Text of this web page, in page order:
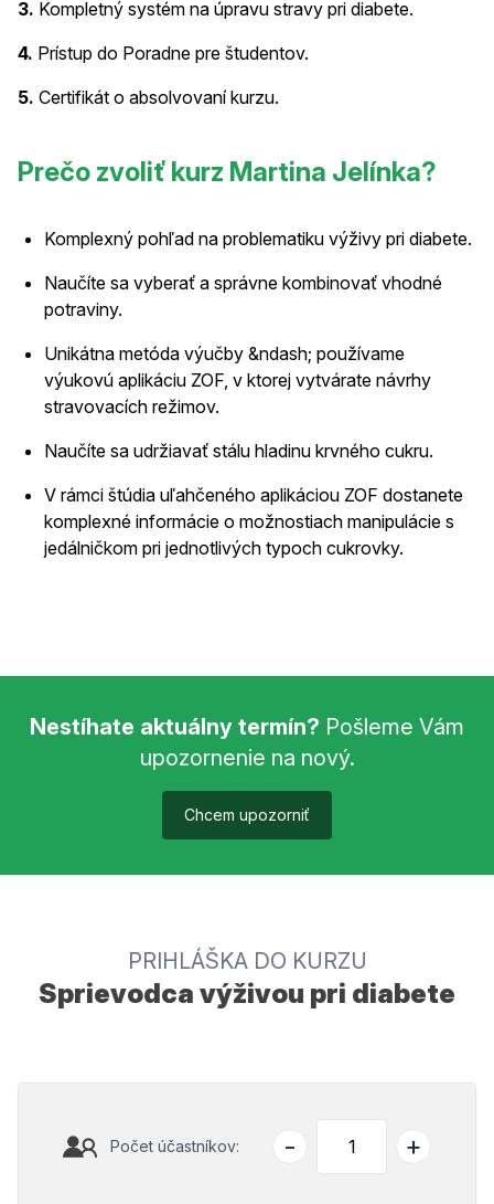
3. Kompletný systém na úpravu stravy pri diabete.
4. Prístup do Poradne pre študentov.
5. Certifikát o absolvovaní kurzu.
Prečo zvoliť kurz Martina Jelínka?
Komplexný pohľad na problematiku výživy pri diabete.
Naučíte sa vyberať a správne kombinovať vhodné
potraviny.
Unikátna metóda výučby &ndash; používame
výukovú aplikáciu ZOF, v ktorej vytvárate návrhy
stravovacích režimov.
Naučíte sa udržiavať stálu hladinu krvného cukru.
V rámci štúdia uľahčeného aplikáciou ZOF dostanete
komplexné informácie o možnostiach manipulácie s
jedálničkom pri jednotlivých typoch cukrovky.
Nestíhate aktuálny termín? Pošleme Vám
upozornenie na nový.
Chcem upozorniť
PRIHLÁŠKA DO KURZU
Sprievodca výživou pri diabete
Počet účastníkov: - +